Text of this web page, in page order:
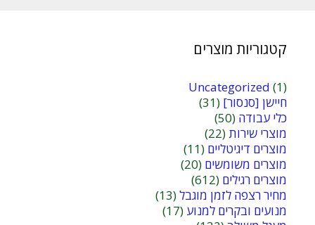
קטגוריות מוצרים
Uncategorized (1)
חיישן [סנסור] (31)
כלי עבודה (50)
מוצרי שירות(22)
מוצרים דיגיטליים (11)
מוצרים משומשים (20)
מוצרים רגילים (612)
מחיר רצפה לזמן מוגבל(13)
מנועים ובקרים למנוע (17)